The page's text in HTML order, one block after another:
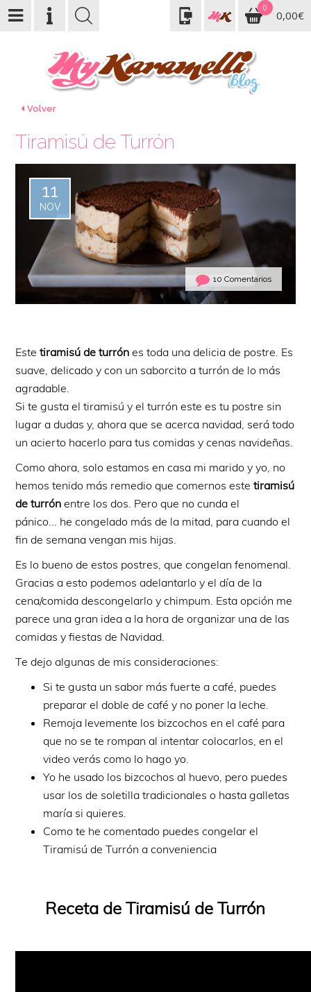
0
0,00€
Volver
Tiramisú de Turrón
11
NOV
10 Comentarios
Estetiramisú de turrón es toda una delicia de postre. Es
suave, delicado y con un saborcito a turrón de lo más
agradable.
Si te gusta el tiramisú y el turrón este es tu postre sin
lugar a dudas y, ahora que se acerca navidad, será todo
un acierto hacerlo para tus comidas y cenas navideñas.
Como ahora, solo estamos en casa mi marido y yo, no
hemos tenido más remedio que comernos estetiramisú
de turrón entre los dos. Pero que no cunda el
pánico... he congelado más de la mitad, para cuando el
fin de semana vengan mis hijas.
Es lo bueno de estos postres, que congelan fenomenal.
Gracias a esto podemos adelantarlo y el día de la
cena/comida descongelarlo y chimpum. Esta opción me
parece una gran idea a la hora de organizar una de las
comidas y fiestas de Navidad.
Te dejo algunas de mis consideraciones:
Si te gusta un sabor más fuerte a café, puedes
preparar el doble de café y no poner la leche.
Remoja levemente los bizcochos en el café para
que no se te rompan al intentar colocarlos, en el
video verás como lo hago yo.
Yo he usado los bizcochos al huevo, pero puedes
usar los de soletilla tradicionales o hasta galletas
maría si quieres.
Como te he comentado puedes congelar el
Tiramisú de Turrón a conveniencia
Receta de Tiramisú de Turrón